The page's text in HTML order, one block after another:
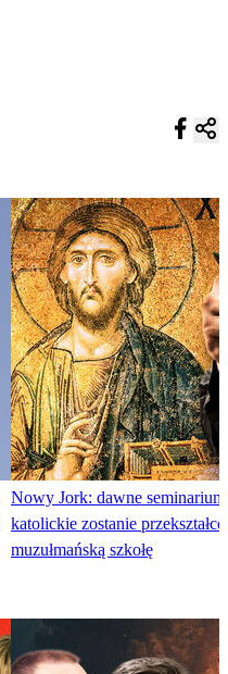
Nowy Jork: dawne seminarium
katolickie zostanie
muzułmańską szkołę